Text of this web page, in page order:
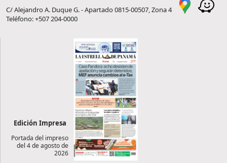
C/ Alejandro A. Duque G. - Apartado 0815-00507, Zona 4
Teléfono: +507 204-0000
Edición Impresa
Portada del impreso
del 4 de agosto de
2026